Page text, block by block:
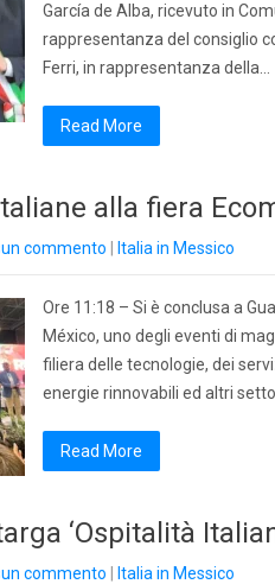
García de Alba, ricevuto in
rappresentanza del consiglio
Ferri, in rappresentanza della…
Read More
alla fiera
commento Italia in Messico
Ore 11:18 – Si è conclusa a
México, uno degli eventi di
filiera delle tecnologie, dei
energie rinnovabili ed altri
Read More
‘Ospitalità
commento Italia in Messico